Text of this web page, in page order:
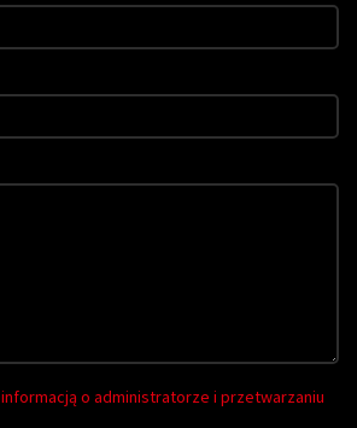
informacją o administratorze i przetwarzaniu